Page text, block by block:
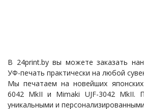
В 24print.by вы можете заказать
УФ-печать практически на любой
Мы печатаем на новейших японских
6042 MkII и Mimaki UJF-3042 MkII.
уникальными и